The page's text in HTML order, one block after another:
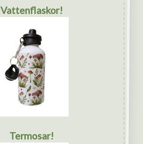
Vattenflaskor!
Termosar!